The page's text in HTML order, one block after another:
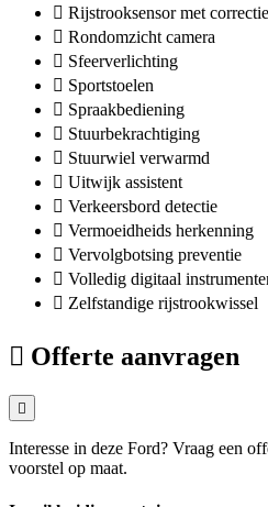
Rijstrooksensor met correctie
Rondomzicht camera
Sfeerverlichting
Sportstoelen
Spraakbediening
Stuurbekrachtiging
Stuurwiel verwarmd
Uitwijk assistent
Verkeersbord detectie
Vermoeidheids herkenning
Vervolgbotsing preventie
Volledig digitaal
Zelfstandige rijstrookwissel
Offerte aanvragen
Interesse in deze Ford? Vraag een
voorstel op maat.